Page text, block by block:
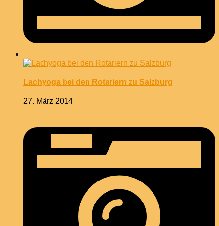
Lachyoga bei den Rotariern zu Salzburg
27. März 2014